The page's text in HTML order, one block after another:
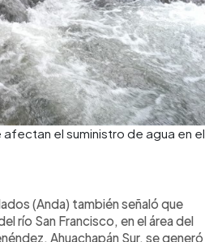
el suministro de agua en el
(Anda) también señaló que
río San Francisco, en el área del
Ahuachapán Sur, se generó